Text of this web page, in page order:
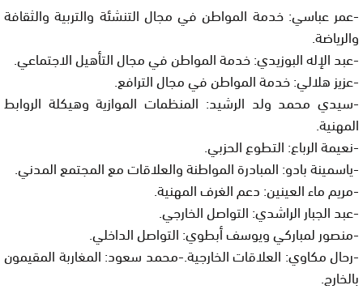
-عمر عباسي: خدمة المواطن في مجال التنشئة والتربية والثقافة
والرياضة.
-عبد الإله البوزيدي: خدمة المواطن في مجال التأهيل الاجتماعي.
-عزيز هلالي: خدمة المواطن في مجال الترافع.
-سيدي محمد ولد الرشيد: المنظمات الموازية وهيكلة الروابط
المهنية.
-نعيمة الرباع: التطوع الحزبي.
-ياسمينة بادو: المبادرة المواطنة والعلاقات مع المجتمع المدني.
-مريم ماء العينين: دعم الغرف المهنية.
-عبد الجبار الراشدي: التواصل الخارجي.
-منصور لمباركي ويوسف أبطوي: التواصل الداخلي.
-رحال مكاوي: العلاقات الخارجية.-محمد سعود: المغاربة المقيمون
بالخارج.